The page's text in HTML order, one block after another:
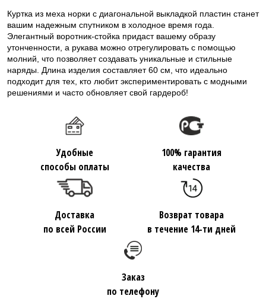
Куртка из меха норки с диагональной выкладкой пластин станет
вашим надежным спутником в холодное время года.
Элегантный воротник-стойка придаст вашему образу
утонченности, а рукава можно отрегулировать с помощью
молний, что позволяет создавать уникальные и стильные
наряды. Длина изделия составляет 60 см, что идеально
подходит для тех, кто любит экспериментировать с модными
решениями и часто обновляет свой гардероб!
Удобные
способы оплаты
100% гарантия
качества
Доставка
по всей России
Возврат товара
в течение 14-ти дней
Заказ
по телефону